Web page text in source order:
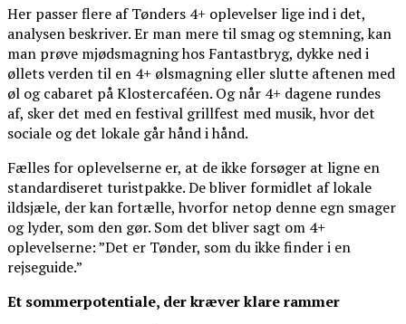
Her passer flere af Tønders 4+ oplevelser lige ind i det,
analysen beskriver. Er man mere til smag og stemning, kan
man prøve mjødsmagning hos Fantastbryg, dykke ned i
øllets verden til en 4+ ølsmagning eller slutte aftenen med
øl og cabaret på Klostercaféen. Og når 4+ dagene rundes
af, sker det med en festival grillfest med musik, hvor det
sociale og det lokale går hånd i hånd.
Fælles for oplevelserne er, at de ikke forsøger at ligne en
standardiseret turistpakke. De bliver formidlet af lokale
ildsjæle, der kan fortælle, hvorfor netop denne egn smager
og lyder, som den gør. Som det bliver sagt om 4+
oplevelserne: ”Det er Tønder, som du ikke finder i en
rejseguide.”
Et sommerpotentiale, der kræver klare rammer